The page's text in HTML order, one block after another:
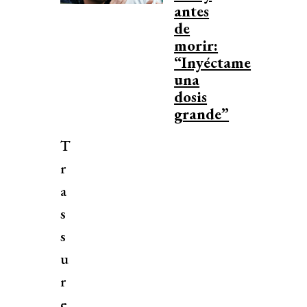
antes
de
morir:
“Inyéctame
una
dosis
grande”
T
r
a
s
s
u
r